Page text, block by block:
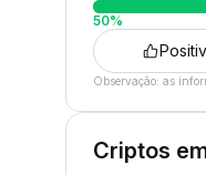
50%
Observação: as
Criptos